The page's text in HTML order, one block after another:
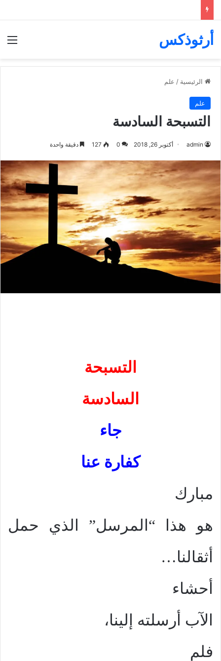
أرثوذكس
الرئيسية / علم
علم
التسبحة السادسة
admin أكتوبر 26, 2018 0
127 دقيقة واحدة
التسبحة
السادسة
جاء
كفارة عنا
مبارك
هو هذا “المرسل” الذي حمل
أثقالنا…
أحشاء
الآب أرسلته إلينا،
فلم